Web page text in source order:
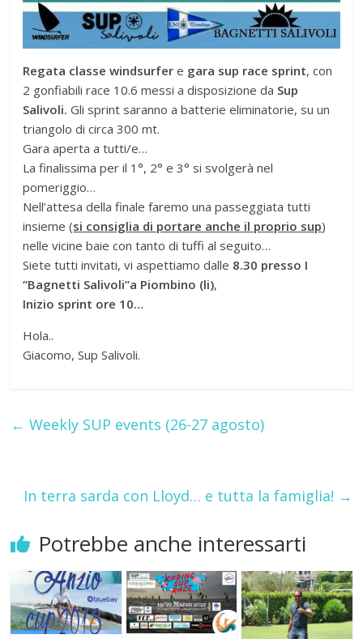
Regata classe windsurfer e gara sup race sprint, con
2 gonfiabili race 10.6 messi a disposizione da Sup
Salivoli. Gli sprint saranno a batterie eliminatorie, su un
triangolo di circa 300 mt.
Gara aperta a tutti/e…
La finalissima per il 1°, 2° e 3° si svolgerà nel
pomeriggio…
Nell’attesa della finale faremo una passeggiata tutti
insieme (si consiglia di portare anche il proprio sup)
nelle vicine baie con tanto di tuffi al seguito…
Siete tutti invitati, vi aspettiamo dalle 8.30 presso I
“Bagnetti Salivoli”a Piombino (li),
Inizio sprint ore 10…
Hola..
Giacomo, Sup Salivoli.
← Weekly SUP events (26-27 agosto)
In terra sarda con Lloyd… e tutta la famiglia! →
Potrebbe anche interessarti